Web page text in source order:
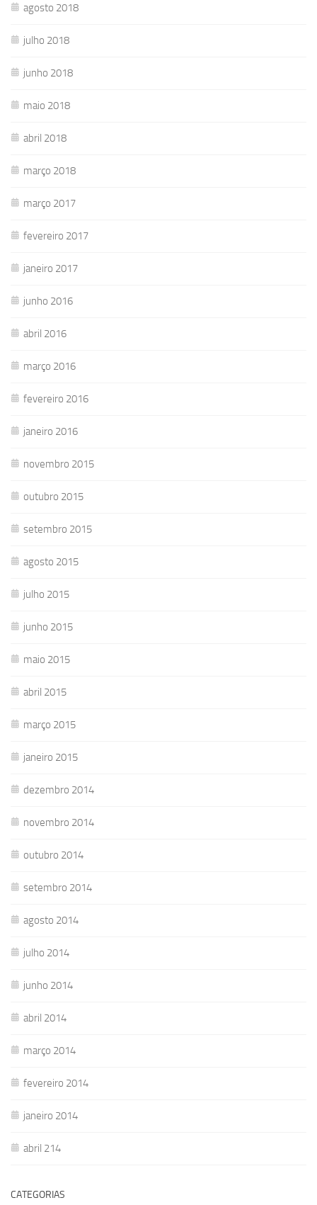
agosto 2018
julho 2018
junho 2018
maio 2018
abril 2018
março 2018
março 2017
fevereiro 2017
janeiro 2017
junho 2016
abril 2016
março 2016
fevereiro 2016
janeiro 2016
novembro 2015
outubro 2015
setembro 2015
agosto 2015
julho 2015
junho 2015
maio 2015
abril 2015
março 2015
janeiro 2015
dezembro 2014
novembro 2014
outubro 2014
setembro 2014
agosto 2014
julho 2014
junho 2014
abril 2014
março 2014
fevereiro 2014
janeiro 2014
abril 214
CATEGORIAS